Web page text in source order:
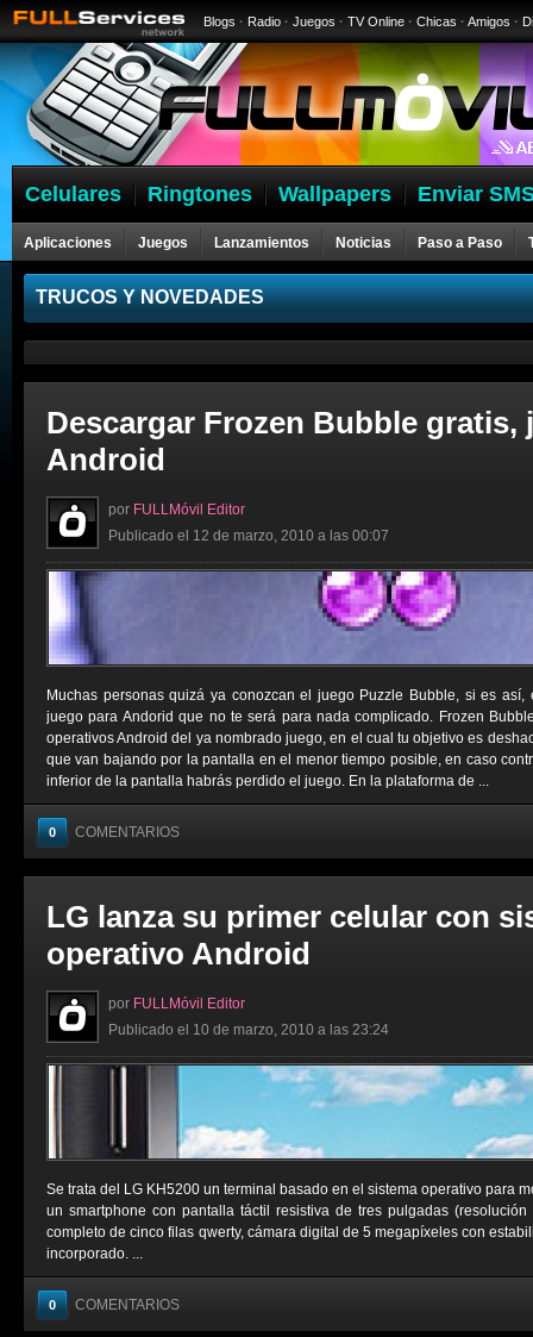
Blogs · Radio · Juegos · TV Online · Chicas · Amigos ·
Celulares Ringtones Wallpapers Enviar
Aplicaciones Juegos Lanzamientos Noticias Paso a Paso
Celulares
TRUCOS Y NOVEDADES
Descargar Frozen Bubble gratis,
Android
por FULLMóvil Editor
Publicado el 12 de marzo, 2010 a las 00:07
Muchas personas quizá ya conozcan el juego Puzzle Bubble, si es así,
juego para Andorid que no te será para nada complicado. Frozen
operativos Android del ya nombrado juego, en el cual tu objetivo es
que van bajando por la pantalla en el menor tiempo posible, en caso
inferior de la pantalla habrás perdido el juego. En la plataforma de ...
0 COMENTARIOS
LG lanza su primer celular con
operativo Android
por FULLMóvil Editor
Publicado el 10 de marzo, 2010 a las 23:24
Se trata del LG KH5200 un terminal basado en el sistema operativo para
un smartphone con pantalla táctil resistiva de tres pulgadas
completo de cinco filas qwerty, cámara digital de 5 megapíxeles con
incorporado. ...
0 COMENTARIOS